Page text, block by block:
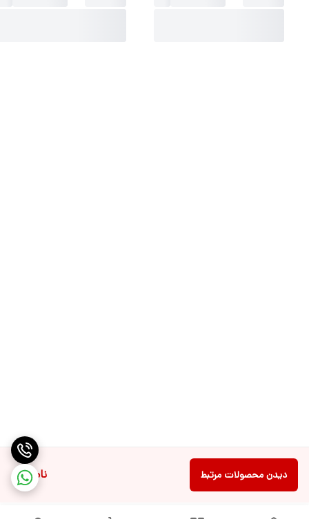
ناموجود دیدن محصولات مرتبط